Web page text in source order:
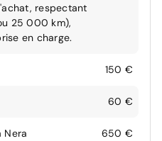
respectant
25 000 km),
en charge.
150 €
60 €
Nera 650 €